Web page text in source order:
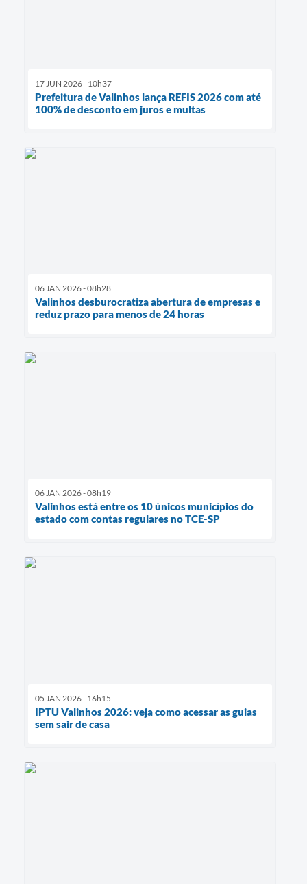
17 JUN 2026 - 10h37
Prefeitura de Valinhos lança REFIS 2026 com até
100% de desconto em juros e multas
06 JAN 2026 - 08h28
Valinhos desburocratiza abertura de empresas e
reduz prazo para menos de 24 horas
06 JAN 2026 - 08h19
Valinhos está entre os 10 únicos municípios do
estado com contas regulares no TCE-SP
05 JAN 2026 - 16h15
IPTU Valinhos 2026: veja como acessar as guias
sem sair de casa